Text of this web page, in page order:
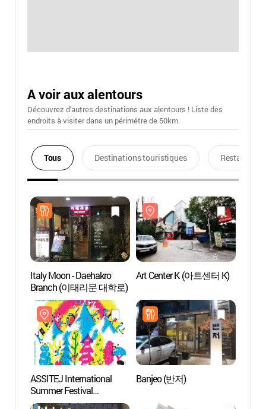
A voir aux alentours
Découvrez d'autres destinations aux alentours ! Liste des
endroits à visiter dans un périmétre de 50km.
Tous Destinations touristiques Restaurants
Italy Moon - Daehakro
Branch (이태리문 대학로)
Art Center K (아트센터 K)
ASSITEJ International
Summer Festival
(아시테지 국제여름축제)
Banjeo (반저)